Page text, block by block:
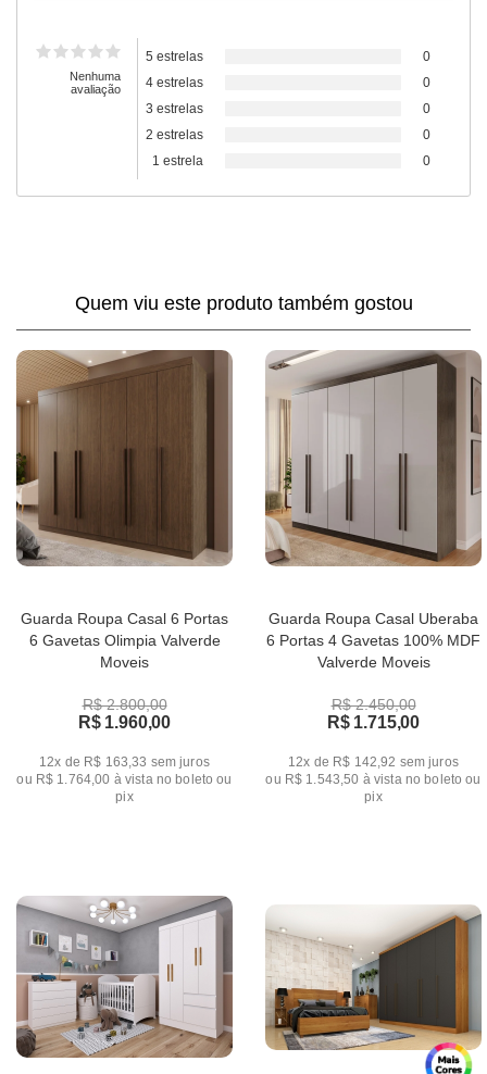
Nenhuma
avaliação
5 estrelas
0
4 estrelas
0
3 estrelas
0
2 estrelas
0
1 estrela
0
Quem viu este produto também gostou
Guarda Roupa Casal 6 Portas
6 Gavetas Olimpia Valverde
Moveis
R$ 2.800,00
R$ 1.960,00
12x de R$ 163,33 sem juros
ou R$ 1.764,00 à vista no boleto ou
pix
Guarda Roupa Casal Uberaba
6 Portas 4 Gavetas 100% MDF
Valverde Moveis
R$ 2.450,00
R$ 1.715,00
12x de R$ 142,92 sem juros
ou R$ 1.543,50 à vista no boleto ou
pix